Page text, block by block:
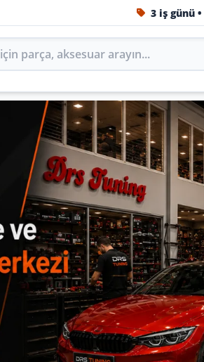
3 iş günü
1984'ten beri
parça arayın
ve off-road ürünlerini DRS Tuning’de marka, model